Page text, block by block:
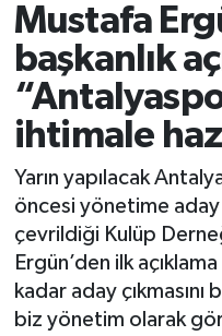
Mustafa
başkanlık
ihtimale
Yarın yapılacak
öncesi yönetime
çevrildiği Kulüp
Ergün’den ilk
kadar aday
biz yönetim olarak
Bölge
EĞİTİM
Ekonomi
Genel
Görüntülü Haber
Güncel
Antalya Trafik
Süper Lig Puan
Tüm Manşetler
Son Dakika
Haber Arşivi